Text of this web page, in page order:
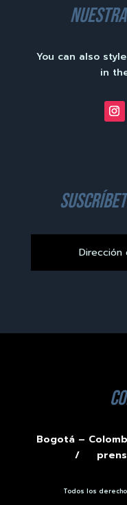
You can also
in
Bogotá –
/
Todos los